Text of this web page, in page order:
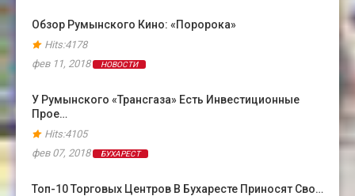
Обзор Румынского Кино: «Поророка»
Hits:4178
фев 11, 2018
НОВОСТИ
У Румынского «Трансгаза» Есть Инвестиционные
Прое…
Hits:4105
фев 07, 2018
БУХАРЕСТ
Топ-10 Торговых Центров В Бухаресте Приносят Сво…